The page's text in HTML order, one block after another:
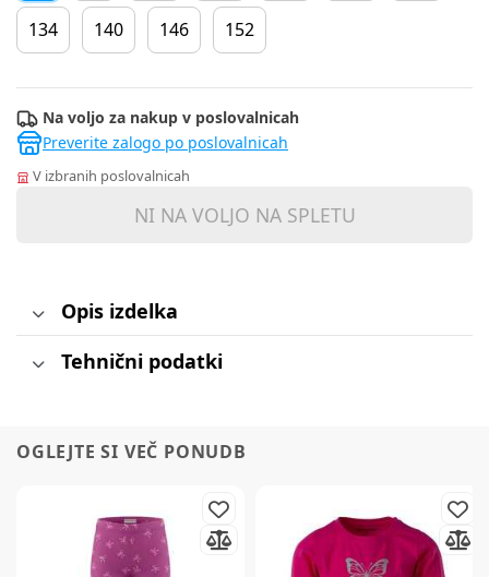
134 140 146 152
Na voljo za nakup v poslovalnicah
Preverite zalogo po poslovalnicah
V izbranih poslovalnicah
NI NA VOLJO NA SPLETU
Opis izdelka
Tehnični podatki
OGLEJTE SI VEČ PONUDB